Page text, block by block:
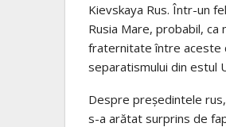
Kievskaya Rus. Într-un
Rusia Mare, probabil,
fraternitate între aceste
separatismului din estul
Despre preşedintele
s-a arătat surprins de